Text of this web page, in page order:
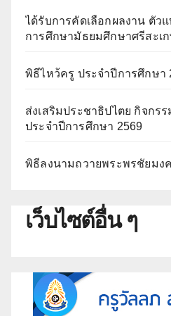
ได้รับการคัดเลือกผลงาน ตัว
การศึกษามัธยมศึกษาศรีสะเ
พิธีไหว้ครู ประจำปีการศึกษา
ส่งเสริมประชาธิปไตย กิจกร
ประจำปีการศึกษา 2569
พิธีลงนามถวายพระพรชัยมง
เว็บไซต์อื่น ๆ